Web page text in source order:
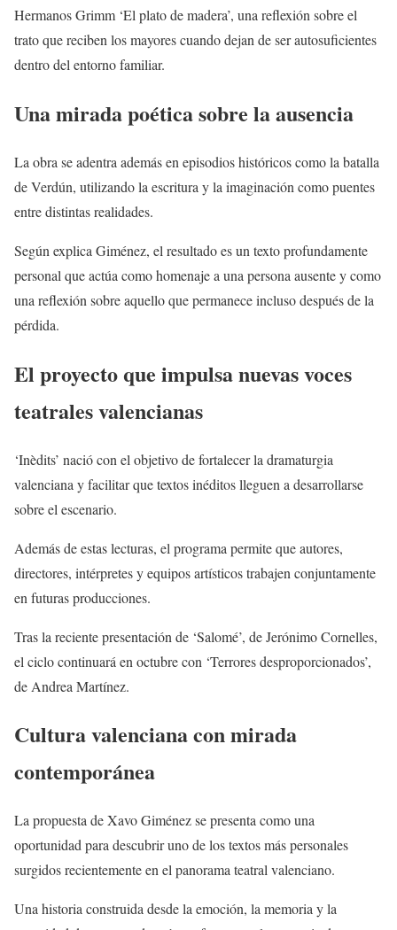
Hermanos Grimm ‘El plato de madera’, una reflexión sobre el
trato que reciben los mayores cuando dejan de ser autosuficientes
dentro del entorno familiar.
Una mirada poética sobre la ausencia
La obra se adentra además en episodios históricos como la batalla
de Verdún, utilizando la escritura y la imaginación como puentes
entre distintas realidades.
Según explica Giménez, el resultado es un texto profundamente
personal que actúa como homenaje a una persona ausente y como
una reflexión sobre aquello que permanece incluso después de la
pérdida.
El proyecto que impulsa nuevas voces
teatrales valencianas
‘Inèdits’ nació con el objetivo de fortalecer la dramaturgia
valenciana y facilitar que textos inéditos lleguen a desarrollarse
sobre el escenario.
Además de estas lecturas, el programa permite que autores,
directores, intérpretes y equipos artísticos trabajen conjuntamente
en futuras producciones.
Tras la reciente presentación de ‘Salomé’, de Jerónimo Cornelles,
el ciclo continuará en octubre con ‘Terrores desproporcionados’,
de Andrea Martínez.
Cultura valenciana con mirada
contemporánea
La propuesta de Xavo Giménez se presenta como una
oportunidad para descubrir uno de los textos más personales
surgidos recientemente en el panorama teatral valenciano.
Una historia construida desde la emoción, la memoria y la